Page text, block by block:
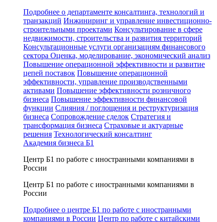
Подробнее о департаменте консалтинга, технологий и
транзакций Инжиниринг и управление инвестиционно-
строительными проектами Консультирование в сфере
недвижимости, строительства и развития территорий
Консультационные услуги организациям финансового
сектора Оценка, моделирование, экономический анализ
Повышение операционной эффективности и развитие
цепей поставок Повышение операционной
эффективности, управление производственными
активами Повышение эффективности розничного
бизнеса Повышение эффективности финансовой
функции Слияния / поглощения и реструктуризация
бизнеса Сопровождение сделок Стратегия и
трансформация бизнеса Страховые и актуарные
решения Технологический консалтинг
Академия бизнеса Б1
Центр Б1 по работе с иностранными компаниями в
России
Центр Б1 по работе с иностранными компаниями в
России
Подробнее о центре Б1 по работе с иностранными
компаниями в России Центр по работе с китайскими